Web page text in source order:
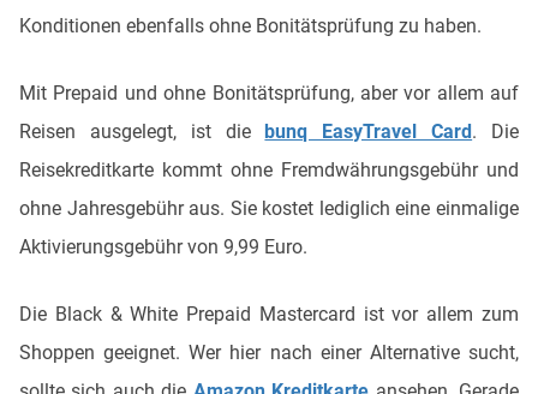
Konditionen ebenfalls ohne Bonitätsprüfung zu haben.
Mit Prepaid und ohne Bonitätsprüfung, aber vor allem auf
Reisen ausgelegt, ist diebunq EasyTravel Card. Die
Reisekreditkarte kommt ohne Fremdwährungsgebühr und
ohne Jahresgebühr aus. Sie kostet lediglich eine einmalige
Aktivierungsgebühr von 9,99 Euro.
Die Black & White Prepaid Mastercard ist vor allem zum
Shoppen geeignet. Wer hier nach einer Alternative sucht,